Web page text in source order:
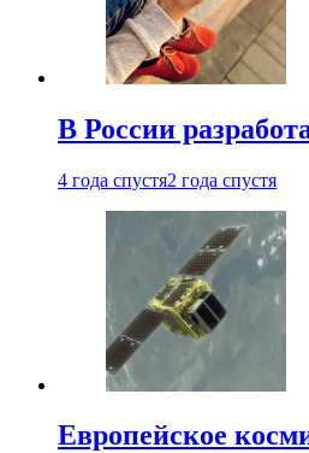
В России
4 года спустя2 года спустя
Европейское